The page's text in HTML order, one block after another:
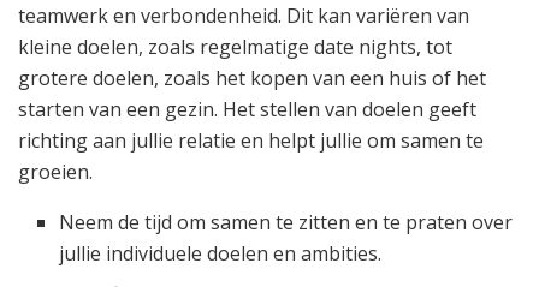
teamwerk en verbondenheid. Dit kan variëren van
kleine doelen, zoals regelmatige date nights, tot
grotere doelen, zoals het kopen van een huis of het
starten van een gezin. Het stellen van doelen geeft
richting aan jullie relatie en helpt jullie om samen te
groeien.
Neem de tijd om samen te zitten en te praten over
jullie individuele doelen en ambities.